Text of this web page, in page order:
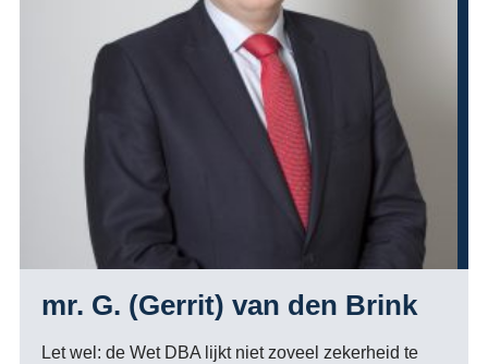
mr. G. (Gerrit) van den Brink
Let wel: de Wet DBA lijkt niet zoveel zekerheid te